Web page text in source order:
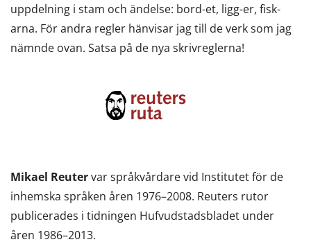
uppdelning i stam och ändelse: bord-et, ligg-er, fisk-
arna. För andra regler hänvisar jag till de verk som jag
nämnde ovan. Satsa på de nya skrivreglerna!
Mikael Reutervar språkvårdare vid Institutet för de
inhemska språken åren 1976–2008. Reuters rutor
publicerades i tidningen Hufvudstadsbladet under
åren 1986–2013.